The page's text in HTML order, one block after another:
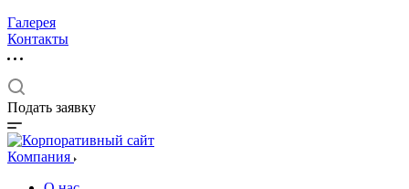
Галерея
Контакты
Подать заявку
Компания